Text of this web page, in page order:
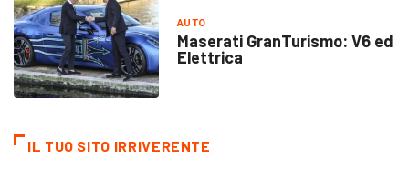
AUTO
Maserati GranTurismo: V6 ed
Elettrica
IL TUO SITO IRRIVERENTE